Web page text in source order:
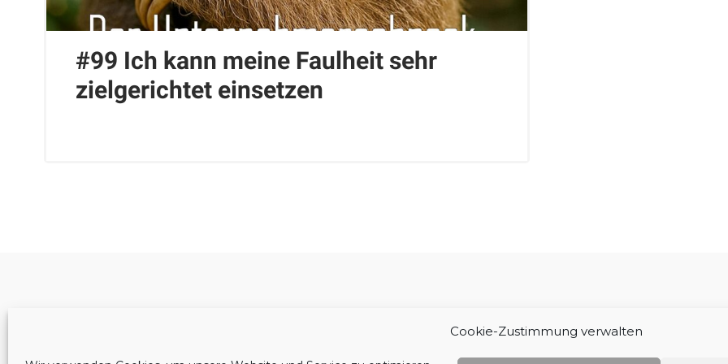
Cookie-Zustimmung verwalten
#99 Ich kann meine Faulheit sehr
zielgerichtet einsetzen